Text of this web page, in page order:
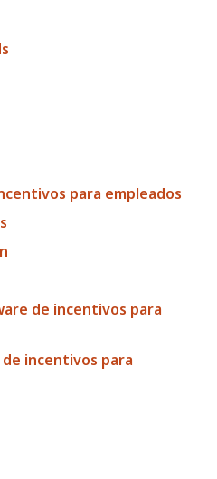
para empleados
de incentivos para
incentivos para